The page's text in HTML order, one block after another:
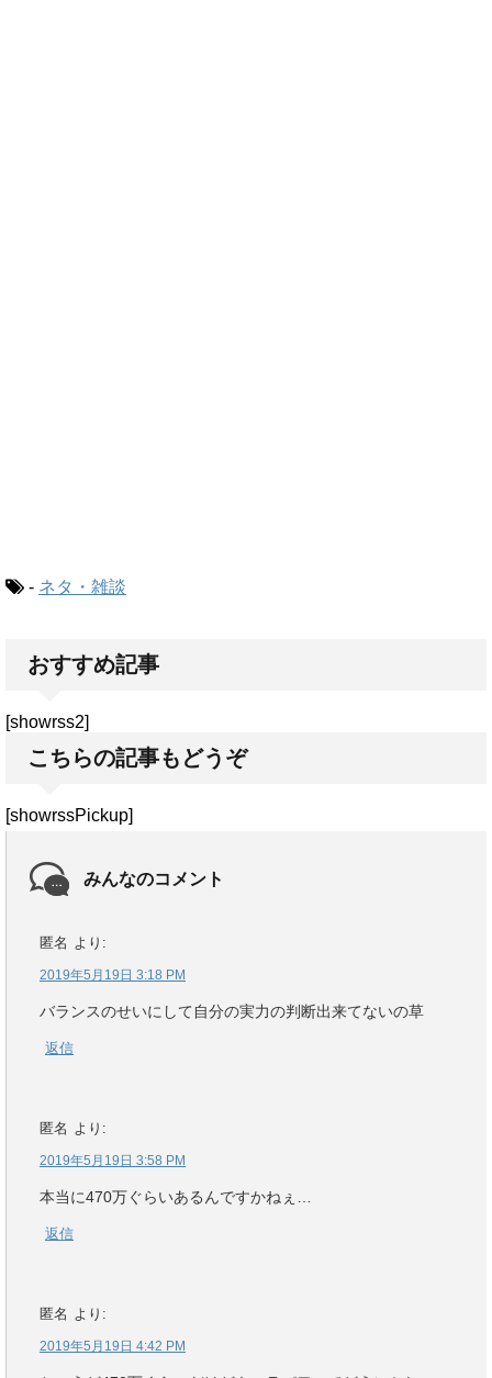
- ネタ・雑談
おすすめ記事
[showrss2]
こちらの記事もどうぞ
[showrssPickup]
みんなのコメント
匿名 より:
2019年5月19日 3:18 PM
バランスのせいにして自分の実力の判断出来てないの草
返信
匿名 より:
2019年5月19日 3:58 PM
本当に470万ぐらいあるんですかねぇ…
返信
匿名 より:
2019年5月19日 4:42 PM